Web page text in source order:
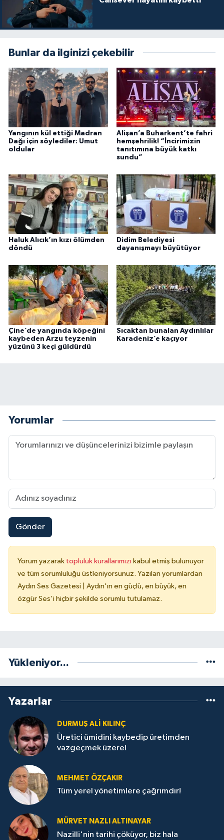
Bunlar da ilginizi çekebilir
Yangının kül ettiği Madran
Dağı için söylediler: Umut
oldular
Alişan’a Buharkent’te fahri
hemşehrilik! “İncirimizin
tanıtımına büyük katkı
sundu”
Haluk Alıcık’ın kızı ölümden
döndü
Didim Belediyesi
dayanışmayı büyütüyor
Çine’de yangında köpeğini
kaybeden Arzu teyzenin
yüzünü 3 keçi güldürdü
Sıcaktan bunalan Aydınlılar
Karadeniz’e kaçıyor
Yorumlar
Gönder
Yorum yazarak topluluk kurallarımızı kabul etmiş bulunuyor
ve tüm sorumluluğu üstleniyorsunuz. Yazılan yorumlardan
Aydın Ses Gazetesi | Aydın'ın en güçlü, en büyük, en
özgür Ses'i hiçbir şekilde sorumlu tutulamaz.
Yükleniyor...
Yazarlar
DURMUŞ ALI KILINÇ
Üretici ümidini kaybedip üretimden
vazgeçmek üzere!
MEHMET ÖZÇAKIR
Tüm yerel yönetimlere çağrımdır!
MÜRVET NAZLI ALTINAYAR
Nazilli'nin tarihi çöküyor, biz hala